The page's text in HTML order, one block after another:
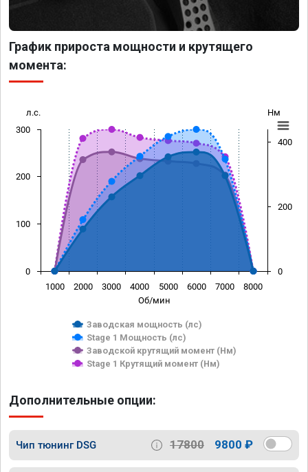
График прироста мощности и крутящего
момента:
Об/мин
л.с. Нм
Заводская мощность (лс)
Stage 1 Мощность (лс)
Заводской крутящий момент (Нм)
Stage 1 Крутящий момент (Нм)
1000 2000 3000 4000 5000 6000 7000 8000
0
100
200
300
0
200
400
Дополнительные опции:
Чип тюнинг DSG 17800 9800 ₽